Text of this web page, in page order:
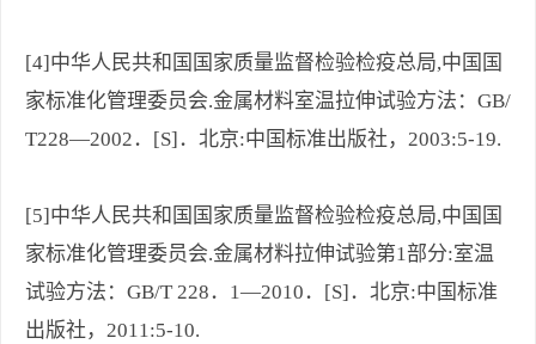
[4]中华人民共和国国家质量监督检验检疫总局,中国国
家标准化管理委员会.金属材料室温拉伸试验方法：GB/
T228—2002．[S]．北京:中国标准出版社，2003:5-19.
[5]中华人民共和国国家质量监督检验检疫总局,中国国
家标准化管理委员会.金属材料拉伸试验第1部分:室温
试验方法：GB/T 228．1—2010．[S]．北京:中国标准
出版社，2011:5-10.